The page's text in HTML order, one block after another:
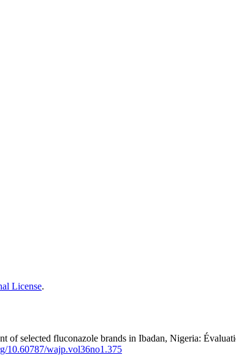
License.
selected fluconazole brands in Ibadan, Nigeria:
10.60787/wajp.vol36no1.375